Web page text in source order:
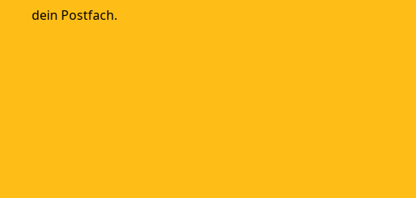
dein Postfach.